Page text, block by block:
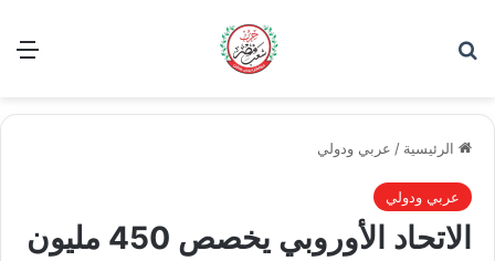
الرئيسية / عربي ودولي
عربي ودولي
الاتحاد الأوروبي يخصص 450 مليون